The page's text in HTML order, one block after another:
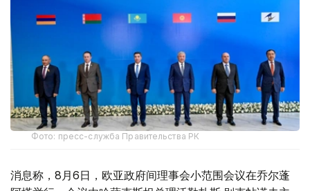
Фото: пресс-служба Правительства РК
消息称，8月6日，欧亚政府间理事会小范围会议在乔尔蓬